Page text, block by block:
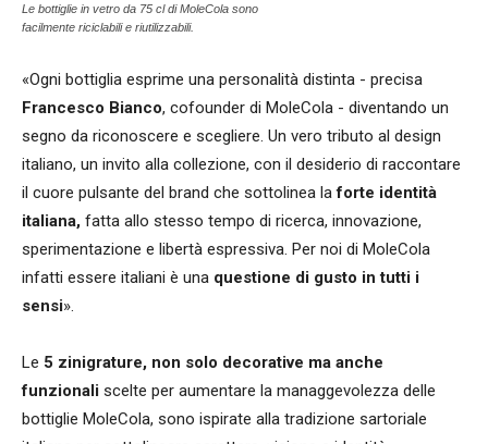
Le bottiglie in vetro da 75 cl di MoleCola sono
facilmente riciclabili e riutilizzabili.
«Ogni bottiglia esprime una personalità distinta - precisa
Francesco Bianco, cofounder di MoleCola - diventando un
segno da riconoscere e scegliere. Un vero tributo al design
italiano, un invito alla collezione, con il desiderio di raccontare
il cuore pulsante del brand che sottolinea laforte identità
italiana, fatta allo stesso tempo di ricerca, innovazione,
sperimentazione e libertà espressiva. Per noi di MoleCola
infatti essere italiani è una questione di gusto in tutti i
sensi».
Le 5 zinigrature, non solo decorative ma anche
funzionali scelte per aumentare la managgevolezza delle
bottiglie MoleCola, sono ispirate alla tradizione sartoriale